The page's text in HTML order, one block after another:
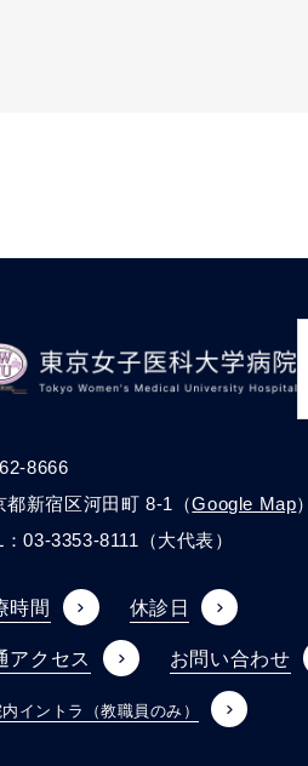
8666
都新宿区河田町 8-1（Google Map）
：03-3353-8111 （大代表）
時間 休診日
アクセス お問い合わせ
イントラ （教職員のみ）